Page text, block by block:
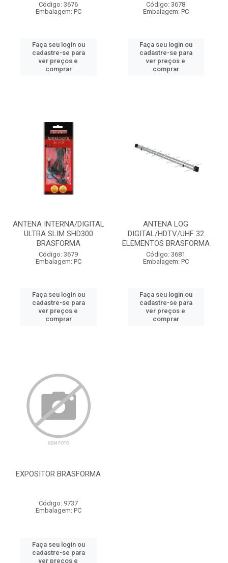
Código: 3676
Embalagem: PC
Faça seu login ou
cadastre-se para
ver preços e
comprar
Código: 3678
Embalagem: PC
Faça seu login ou
cadastre-se para
ver preços e
comprar
ANTENA INTERNA/DIGITAL
ULTRA SLIM SHD300
BRASFORMA
Código: 3679
Embalagem: PC
Faça seu login ou
cadastre-se para
ver preços e
comprar
ANTENA LOG
DIGITAL/HDTV/UHF 32
ELEMENTOS BRASFORMA
Código: 3681
Embalagem: PC
Faça seu login ou
cadastre-se para
ver preços e
comprar
EXPOSITOR BRASFORMA
Código: 9737
Embalagem: PC
Faça seu login ou
cadastre-se para
ver preços e